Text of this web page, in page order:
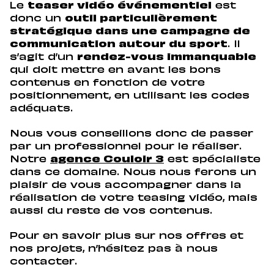
Le teaser vidéo événementiel
est
donc un outil particulièrement
stratégique dans une campagne de
communication autour du sport. Il
s’agit d’un rendez-vous immanquable
qui doit mettre en avant les bons
contenus en fonction de votre
positionnement, en utilisant les codes
adéquats.
Nous vous conseillons donc de passer
par un professionnel pour le réaliser.
Notre agence Couloir 3 est spécialiste
dans ce domaine. Nous nous ferons un
plaisir de vous accompagner dans la
réalisation de votre teasing vidéo, mais
aussi du reste de vos contenus.
Pour en savoir plus sur nos offres et
nos projets, n’hésitez pas à nous
contacter.